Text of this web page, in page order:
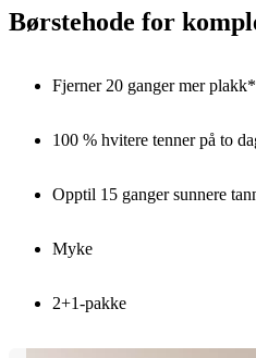
Børstehode for
Fjerner 20 ganger mer plakk*
100 % hvitere tenner på to
Opptil 15 ganger sunnere
Myke
2+1-pakke